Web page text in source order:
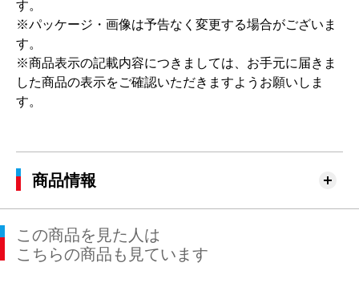
す。
※パッケージ・画像は予告なく変更する場合がございま
す。
※商品表示の記載内容につきましては、お手元に届きま
した商品の表示をご確認いただきますようお願いしま
す。
商品情報
この商品を見た人は
こちらの商品も見ています